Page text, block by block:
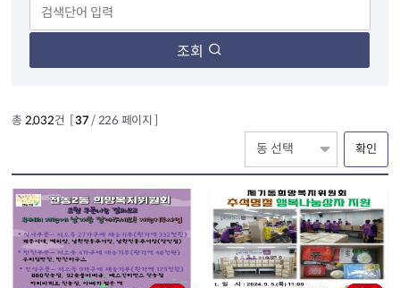
조회
총 2,032건 [37/ 226 페이지 ]
확인